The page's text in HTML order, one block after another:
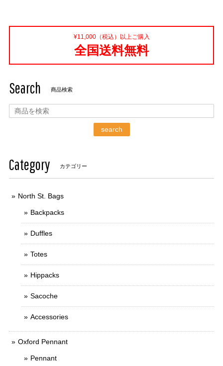
¥11,000（税込）以上ご購入
全国送料無料
Search 商品検索
search
Category カテゴリー
North St. Bags
Backpacks
Duffles
Totes
Hippacks
Sacoche
Accessories
Oxford Pennant
Pennant